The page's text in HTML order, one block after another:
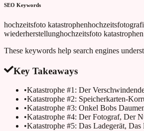
SEO Keywords
hochzeitsfoto katastrophen
wiederherstellunghochzeitsfoto
These keywords help search engines
Key Takeaways
•Katastrophe #1: Der
•Katastrophe #2: Speicherkarten-
•Katastrophe #3: Onkel Bobs
•Katastrophe #4: Der Fotograf, Der
•Katastrophe #5: Das Ladegerät,